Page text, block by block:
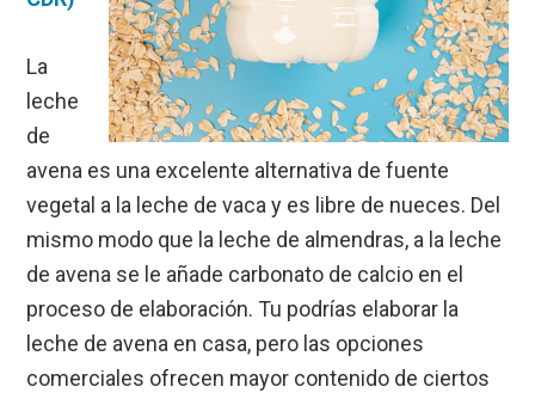
La
leche
de
avena es una excelente alternativa de fuente
vegetal a la leche de vaca y es libre de nueces. Del
mismo modo que la leche de almendras, a la leche
de avena se le añade carbonato de calcio en el
proceso de elaboración. Tu podrías elaborar la
leche de avena en casa, pero las opciones
comerciales ofrecen mayor contenido de ciertos